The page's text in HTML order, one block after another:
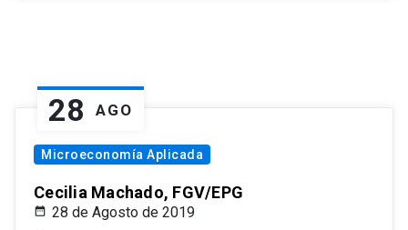
28 AGO
Microeconomía Aplicada
Cecilia Machado, FGV/EPG
28 de Agosto de 2019